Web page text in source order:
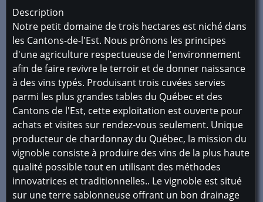
Description
Notre petit domaine de trois hectares est niché dans
les Cantons-de-l'Est. Nous prônons les principes
d'une agriculture respectueuse de l'environnement
afin de faire revivre le terroir et de donner naissance
à des vins typés. Produisant trois cuvées servies
parmi les plus grandes tables du Québec et des
Cantons de l'Est, cette exploitation est ouverte pour
achats et visites sur rendez-vous seulement. Unique
producteur de chardonnay du Québec, la mission du
vignoble consiste à produire des vins de la plus haute
qualité possible tout en utilisant des méthodes
innovatrices et traditionnelles.. Le vignoble est situé
sur une terre sablonneuse offrant un bon drainage